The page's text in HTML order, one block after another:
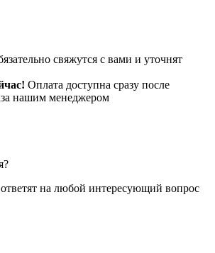
свяжутся с вами и уточнят
Оплата доступна сразу после
нашим менеджером
на любой интересующий вопрос